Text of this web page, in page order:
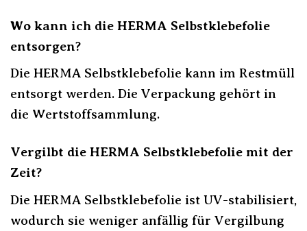
Wo kann ich die HERMA Selbstklebefolie
entsorgen?
Die HERMA Selbstklebefolie kann im Restmüll
entsorgt werden. Die Verpackung gehört in
die Wertstoffsammlung.
Vergilbt die HERMA Selbstklebefolie mit der
Zeit?
Die HERMA Selbstklebefolie ist UV-stabilisiert,
wodurch sie weniger anfällig für Vergilbung